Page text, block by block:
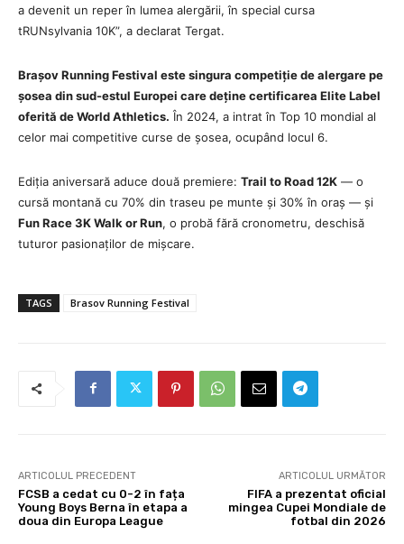
a devenit un reper în lumea alergării, în special cursa
tRUNsylvania 10K”, a declarat Tergat.
Brașov Running Festival este singura competiție de alergare pe
șosea din sud-estul Europei care deține certificarea Elite Label
oferită de World Athletics. În 2024, a intrat în Top 10 mondial al
celor mai competitive curse de șosea, ocupând locul 6.
Ediția aniversară aduce două premiere: Trail to Road 12K — o
cursă montană cu 70% din traseu pe munte și 30% în oraș — și
Fun Race 3K Walk or Run, o probă fără cronometru, deschisă
tuturor pasionaților de mișcare.
TAGS Brasov Running Festival
ARTICOLUL PRECEDENT
FCSB a cedat cu 0-2 în fața
Young Boys Berna în etapa a
doua din Europa League
ARTICOLUL URMĂTOR
FIFA a prezentat oficial
mingea Cupei Mondiale de
fotbal din 2026